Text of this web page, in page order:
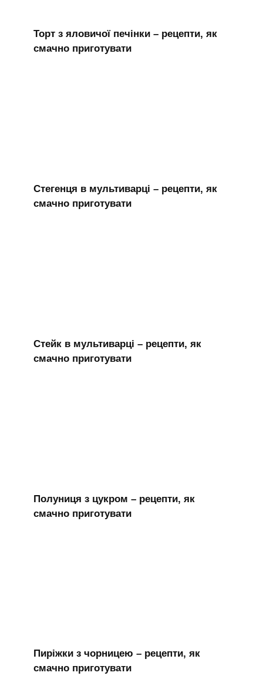
Торт з яловичої печінки – рецепти, як
смачно приготувати
Стегенця в мультиварці – рецепти, як
смачно приготувати
Стейк в мультиварці – рецепти, як
смачно приготувати
Полуниця з цукром – рецепти, як
смачно приготувати
Пиріжки з чорницею – рецепти, як
смачно приготувати